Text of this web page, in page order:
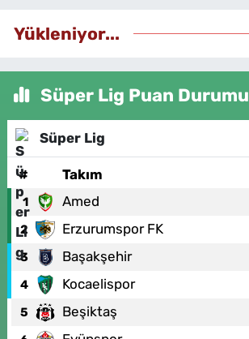
Yükleniyor...
Süper Lig Puan Durumu
Süper Lig
# Takım
1 Amed
2 Erzurumspor FK
3 Başakşehir
4 Kocaelispor
5 Beşiktaş